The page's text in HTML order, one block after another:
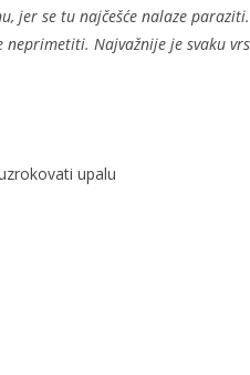
jer se tu najčešće nalaze
neprimetiti. Najvažnije je svaku
upalu